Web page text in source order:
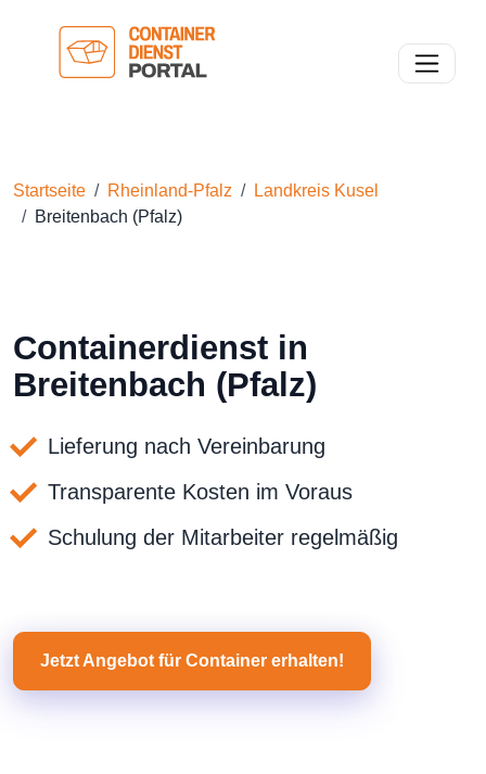
Toggle
Startseite Rheinland-Pfalz
Landkreis Kusel
Breitenbach (Pfalz)
Containerdienst in
Breitenbach (Pfalz)
Lieferung nach Vereinbarung
Transparente Kosten im Voraus
Schulung der Mitarbeiter regelmäßig
Jetzt Angebot für Container erhalten!